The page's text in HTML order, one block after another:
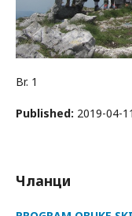
Br. 1
Published: 2019-04-11
Чланци